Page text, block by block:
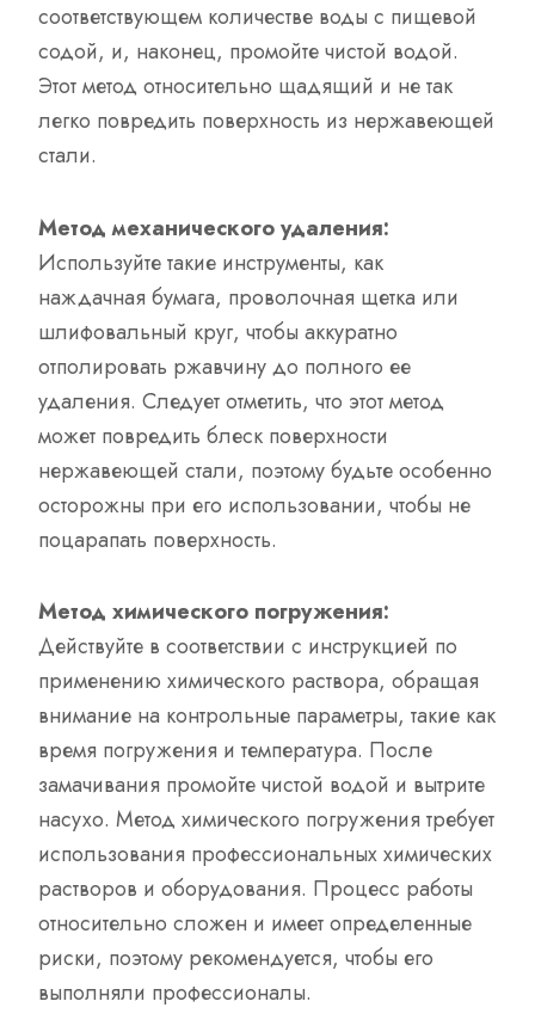
соответствующем количестве воды с пищевой
содой, и, наконец, промойте чистой водой.
Этот метод относительно щадящий и не так
легко повредить поверхность из нержавеющей
стали.
Метод механического удаления:
Используйте такие инструменты, как
наждачная бумага, проволочная щетка или
шлифовальный круг, чтобы аккуратно
отполировать ржавчину до полного ее
удаления. Следует отметить, что этот метод
может повредить блеск поверхности
нержавеющей стали, поэтому будьте особенно
осторожны при его использовании, чтобы не
поцарапать поверхность.
Метод химического погружения:
Действуйте в соответствии с инструкцией по
применению химического раствора, обращая
внимание на контрольные параметры, такие как
время погружения и температура. После
замачивания промойте чистой водой и вытрите
насухо. Метод химического погружения требует
использования профессиональных химических
растворов и оборудования. Процесс работы
относительно сложен и имеет определенные
риски, поэтому рекомендуется, чтобы его
выполняли профессионалы.